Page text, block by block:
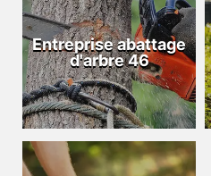
Entreprise abattage
d'arbre 46